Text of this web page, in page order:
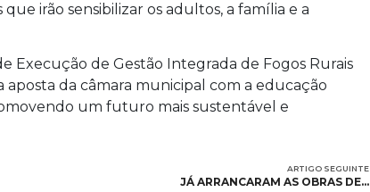
irão sensibilizar os adultos, a família e a
Execução de Gestão Integrada de Fogos Rurais
aposta da câmara municipal com a educação
um futuro mais sustentável e
ARTIGO SEGUINTE
JÁ ARRANCARAM AS OBRAS DE…